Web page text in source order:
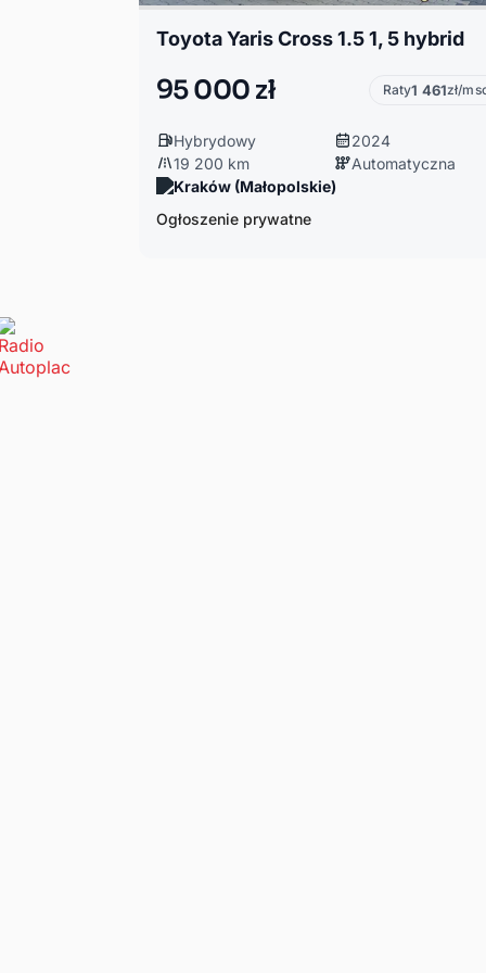
Toyota Yaris Cross 1.5 1, 5 hybrid
95 000 zł Raty1 461zł/
Hybrydowy
2024
19 200 km
Automatyczna
Kraków (Małopolskie)
Ogłoszenie prywatne